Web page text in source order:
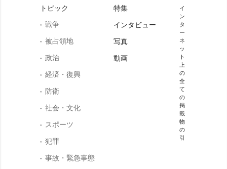
トピック
戦争
被占領地
政治
経済・復興
防衛
社会・文化
スポーツ
犯罪
事故・緊急事態
特集
インタビュー
写真
動画
イ
ン
タ
ー
ネ
ッ
ト
上
の
全
て
の
掲
載
物
の
引